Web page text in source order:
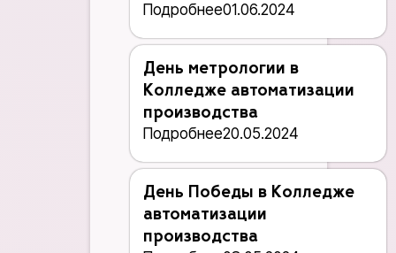
Подробнее01.06.2024
День метрологии в
Колледже автоматизации
производства
Подробнее20.05.2024
День Победы в Колледже
автоматизации
производства